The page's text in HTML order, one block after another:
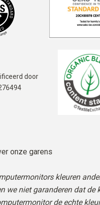
door
onze garens
kleuren
we niet garanderen dat de
de echte